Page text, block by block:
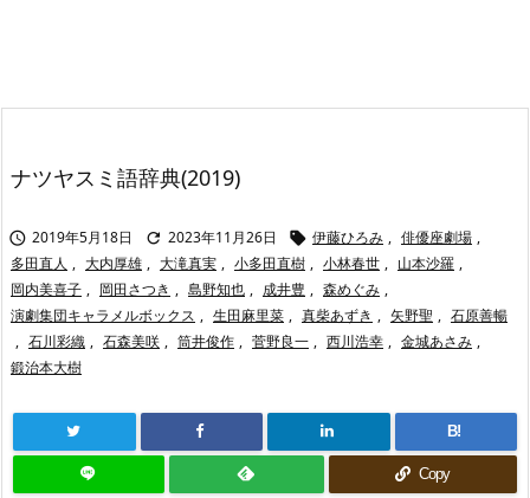
ナツヤスミ語辞典(2019)
 2019年5月18日  2023年11月26日  伊藤ひろみ , 俳優座劇場 ,
多田直人 , 大内厚雄 , 大滝真実 , 小多田直樹 , 小林春世 , 山本沙羅 ,
岡内美喜子 , 岡田さつき , 島野知也 , 成井豊 , 森めぐみ ,
演劇集団キャラメルボックス , 生田麻里菜 , 真柴あずき , 矢野聖 , 石原善暢
, 石川彩織 , 石森美咲 , 筒井俊作 , 菅野良一 , 西川浩幸 , 金城あさみ ,
鍛治本大樹
B!
Copy